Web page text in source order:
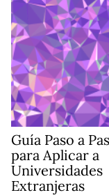
Guía Paso a
para Aplicar a
Universidades
Extranjeras